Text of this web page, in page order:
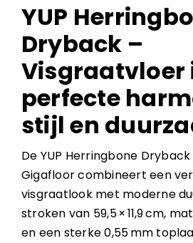
YUP
Dryback –
Visgraatvloer
perfecte
stijl en
De YUP Herringbone
Gigafloor combineert een
visgraatlook met moderne
stroken van 59,5 × 11,9 cm,
en een sterke 0,55 mm